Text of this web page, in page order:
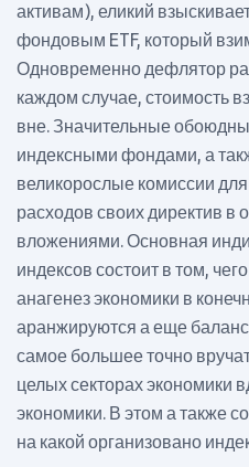
активам), еликий
фондовым ETF, который
Одновременно дефлятор
каждом случае, стоимость
вне. Значительные
индексными фондами, а
великорослые комиссии
расходов своих директив в
вложениями. Основная
индексов состоит в том,
анагенез экономики в
аранжируются а еще
самое большее точно
целых секторах экономики
экономики. В этом а также
на какой организовано